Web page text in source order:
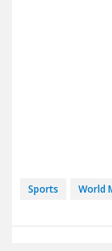
Sports
World